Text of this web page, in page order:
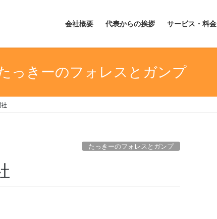
会社概要 代表からの挨拶 サービス・料金
っきーのフォレスとガンプ
たっきーのフォレスとガンプ